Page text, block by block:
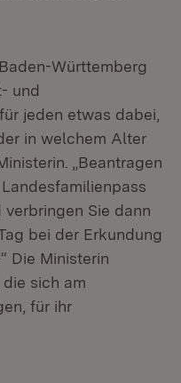
Württemberg
und
jeden etwas dabei,
in welchem Alter
„Beantragen
Sie dann
bei der Erkundung
Die Ministerin
sich am
für ihr